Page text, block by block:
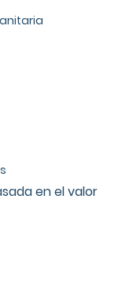
en el valor